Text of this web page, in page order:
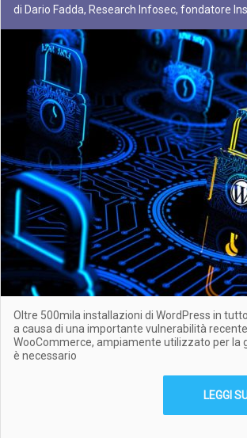
di Dario Fadda, Research Infosec, fondatore
Oltre 500mila installazioni di WordPress in
a causa di una importante vulnerabilità
WooCommerce, ampiamente utilizzato per la
è necessario
LEGGI